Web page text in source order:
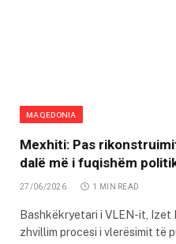
MAQEDONIA
Mexhiti: Pas
dalë më i fuqishëm
27/06/2026 1 MIN READ
Bashkëkryetari i VLEN-it, Izet
zhvillim procesi i vlerësimit të